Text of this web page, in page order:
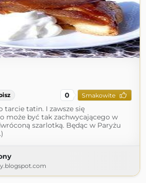
0 Smakowite
tarcie tatin. I zawsze się
może być tak zachwycającego w
szarlotką. Będąc w Paryżu